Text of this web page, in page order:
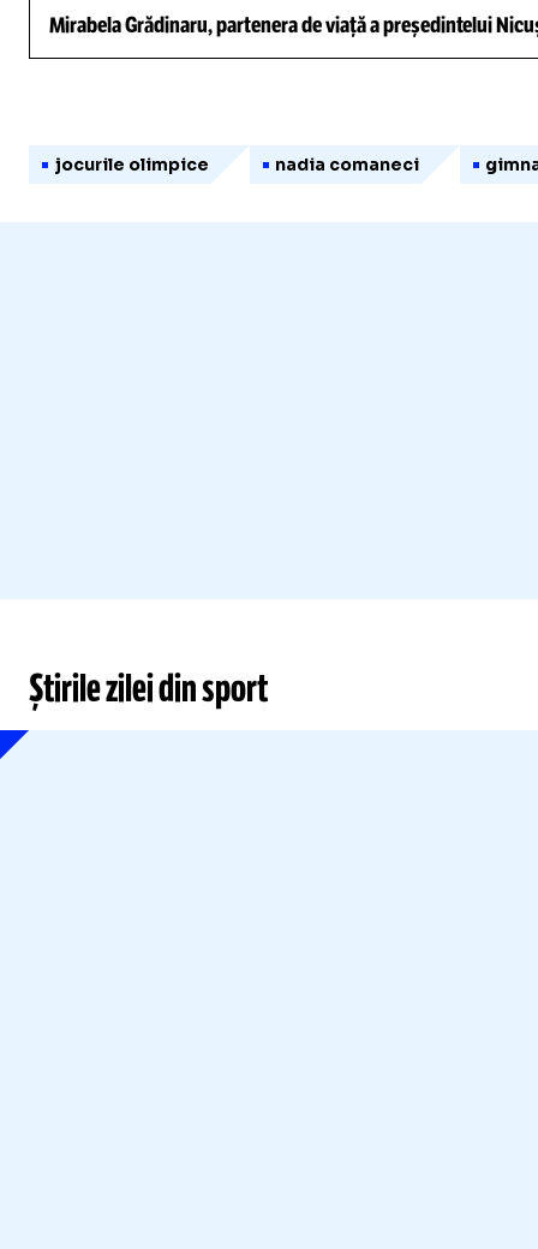
Mirabela Grădinaru, partenera de viață a președintelui
jocurile olimpice nadia comaneci
Știrile zilei din sport